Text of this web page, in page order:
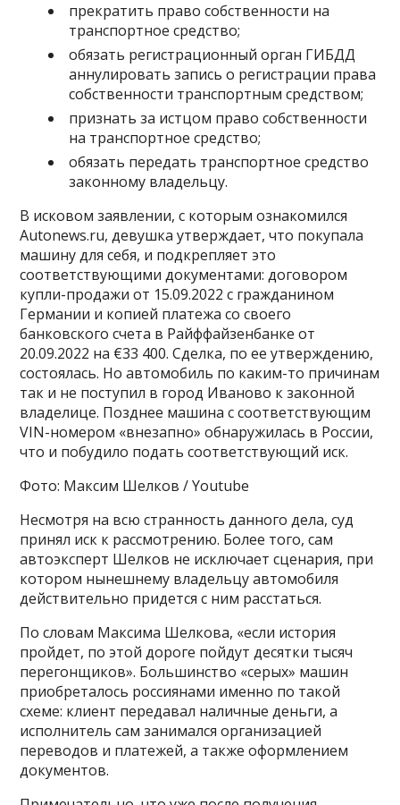
прекратить право собственности на
транспортное средство;
обязать регистрационный орган ГИБДД
аннулировать запись о регистрации права
собственности транспортным средством;
признать за истцом право собственности
на транспортное средство;
обязать передать транспортное средство
законному владельцу.
В исковом заявлении, с которым ознакомился
Autonews.ru, девушка утверждает, что покупала
машину для себя, и подкрепляет это
соответствующими документами: договором
купли-продажи от 15.09.2022 с гражданином
Германии и копией платежа со своего
банковского счета в Райффайзенбанке от
20.09.2022 на €33 400. Сделка, по ее утверждению,
состоялась. Но автомобиль по каким-то причинам
так и не поступил в город Иваново к законной
владелице. Позднее машина с соответствующим
VIN-номером «внезапно» обнаружилась в России,
что и побудило подать соответствующий иск.
Фото: Максим Шелков / Youtube
Несмотря на всю странность данного дела, суд
принял иск к рассмотрению. Более того, сам
автоэксперт Шелков не исключает сценария, при
котором нынешнему владельцу автомобиля
действительно придется с ним расстаться.
По словам Максима Шелкова, «если история
пройдет, по этой дороге пойдут десятки тысяч
перегонщиков». Большинство «серых» машин
приобреталось россиянами именно по такой
схеме: клиент передавал наличные деньги, а
исполнитель сам занимался организацией
переводов и платежей, а также оформлением
документов.